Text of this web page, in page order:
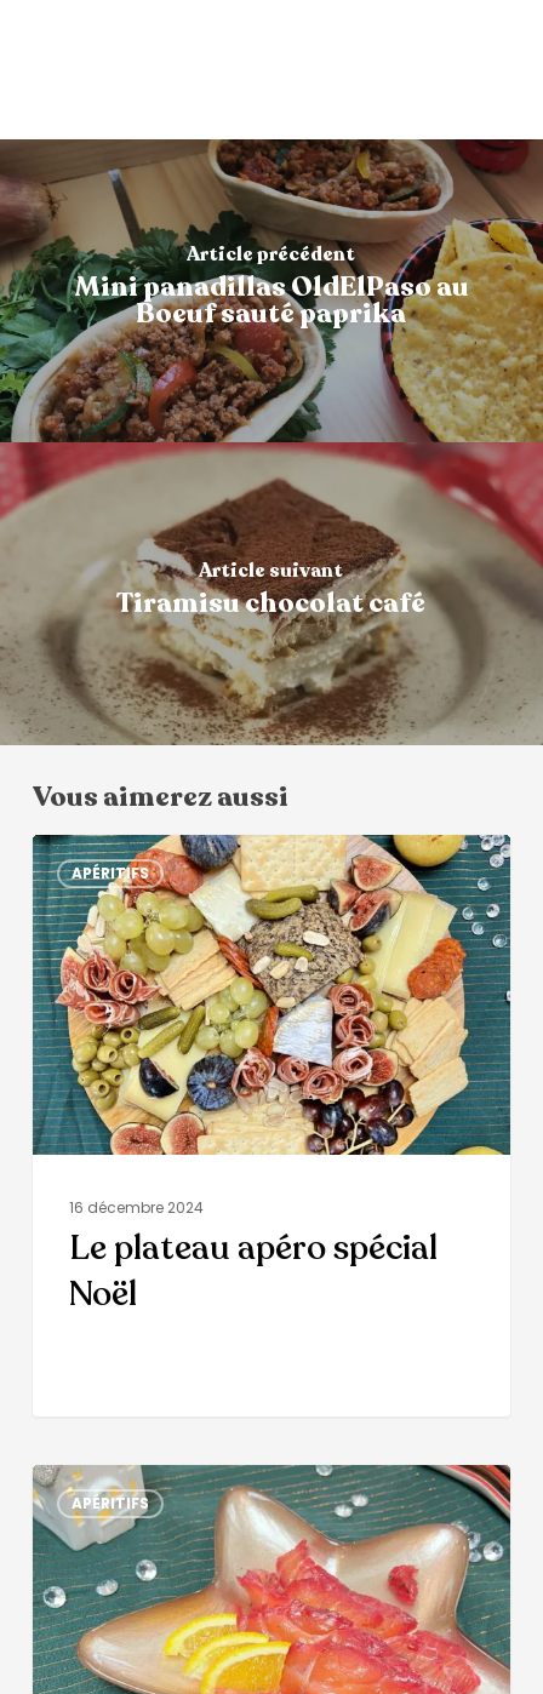
Article précédent
Mini panadillas OldElPaso au
Boeuf sauté paprika
Article suivant
Tiramisu chocolat café
Vous aimerez aussi
APÉRITIFS
16 décembre 2024
Le plateau apéro spécial
Noël
APÉRITIFS